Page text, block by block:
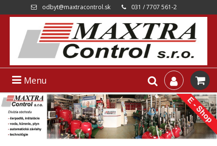
odbyt@maxtracontrol.sk 031 / 7707 561-2
Menu